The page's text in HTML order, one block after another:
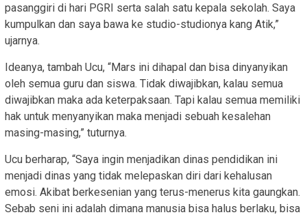
pasanggiri di hari PGRI serta salah satu kepala sekolah. Saya
kumpulkan dan saya bawa ke studio-studionya kang Atik,”
ujarnya.
Ideanya, tambah Ucu, “Mars ini dihapal dan bisa dinyanyikan
oleh semua guru dan siswa. Tidak diwajibkan, kalau semua
diwajibkan maka ada keterpaksaan. Tapi kalau semua memiliki
hak untuk menyanyikan maka menjadi sebuah kesalehan
masing-masing,” tuturnya.
Ucu berharap, “Saya ingin menjadikan dinas pendidikan ini
menjadi dinas yang tidak melepaskan diri dari kehalusan
emosi. Akibat berkesenian yang terus-menerus kita gaungkan.
Sebab seni ini adalah dimana manusia bisa halus berlaku, bisa